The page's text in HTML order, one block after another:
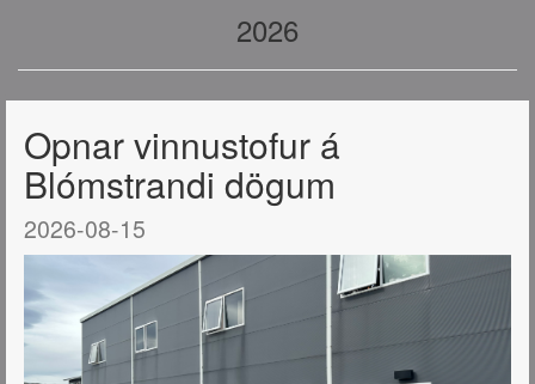
2026
Opnar vinnustofur á
Blómstrandi dögum
2026-08-15